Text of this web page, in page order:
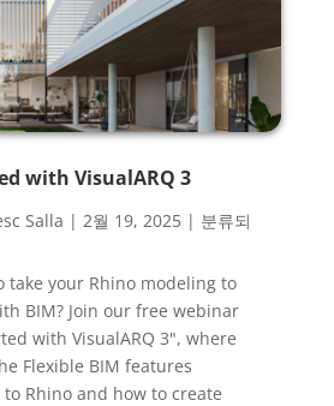
with VisualARQ 3
Salla | 2월 19, 2025| 분류되
take your Rhino modeling to
BIM? Join our free webinar
with VisualARQ 3", where
Flexible BIM features
to Rhino and how to create